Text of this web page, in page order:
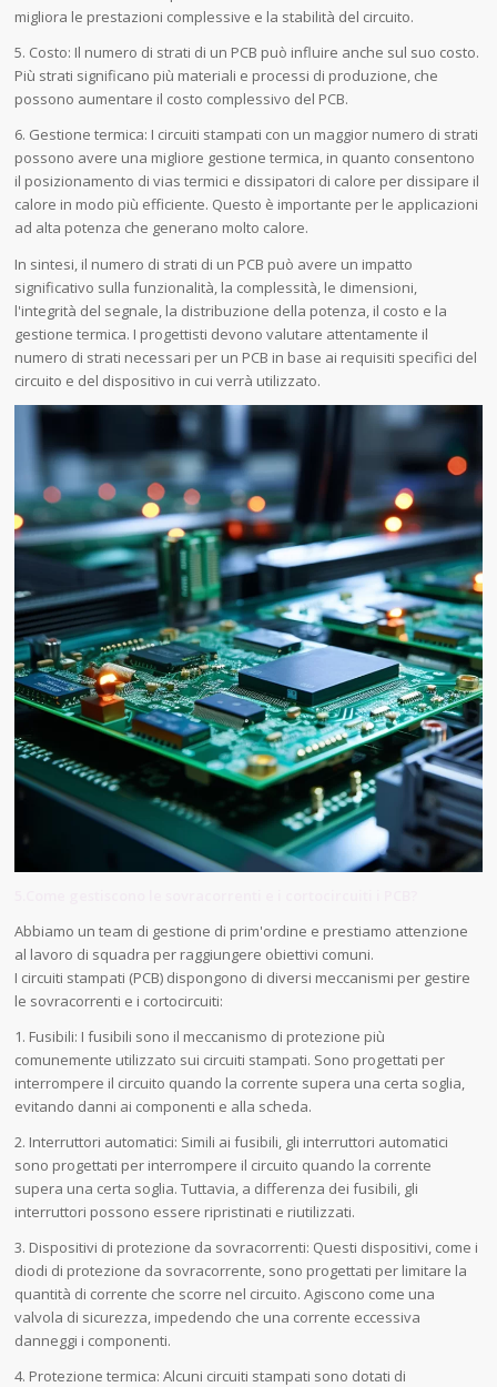
migliora le prestazioni complessive e la stabilità del circuito.
5. Costo: Il numero di strati di un PCB può influire anche sul suo costo.
Più strati significano più materiali e processi di produzione, che
possono aumentare il costo complessivo del PCB.
6. Gestione termica: I circuiti stampati con un maggior numero di strati
possono avere una migliore gestione termica, in quanto consentono
il posizionamento di vias termici e dissipatori di calore per dissipare il
calore in modo più efficiente. Questo è importante per le applicazioni
ad alta potenza che generano molto calore.
In sintesi, il numero di strati di un PCB può avere un impatto
significativo sulla funzionalità, la complessità, le dimensioni,
l'integrità del segnale, la distribuzione della potenza, il costo e la
gestione termica. I progettisti devono valutare attentamente il
numero di strati necessari per un PCB in base ai requisiti specifici del
circuito e del dispositivo in cui verrà utilizzato.
Abbiamo un team di gestione di prim'ordine e prestiamo attenzione
al lavoro di squadra per raggiungere obiettivi comuni.
I circuiti stampati (PCB) dispongono di diversi meccanismi per gestire
le sovracorrenti e i cortocircuiti:
1. Fusibili: I fusibili sono il meccanismo di protezione più
comunemente utilizzato sui circuiti stampati. Sono progettati per
interrompere il circuito quando la corrente supera una certa soglia,
evitando danni ai componenti e alla scheda.
2. Interruttori automatici: Simili ai fusibili, gli interruttori automatici
sono progettati per interrompere il circuito quando la corrente
supera una certa soglia. Tuttavia, a differenza dei fusibili, gli
interruttori possono essere ripristinati e riutilizzati.
3. Dispositivi di protezione da sovracorrenti: Questi dispositivi, come i
diodi di protezione da sovracorrente, sono progettati per limitare la
quantità di corrente che scorre nel circuito. Agiscono come una
valvola di sicurezza, impedendo che una corrente eccessiva
danneggi i componenti.
4. Protezione termica: Alcuni circuiti stampati sono dotati di